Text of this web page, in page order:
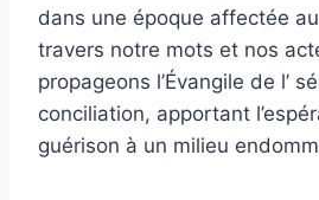
dans une époque affectée
travers notre mots et nos
propageons l’Évangile de l’
conciliation, apportant
guérison à un milieu